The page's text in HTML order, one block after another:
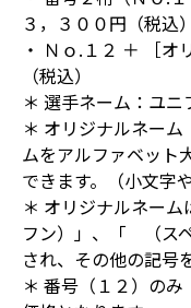
３，３００円（税込）
・ Ｎｏ.１２ ＋ ［
（税込）
＊ 選手ネーム：ユ
＊ オリジナルネー
ムをアルファベット
できます。（小文字
＊ オリジナルネー
フン）」、「 （ス
され、その他の記号
＊ 番号（１２）の